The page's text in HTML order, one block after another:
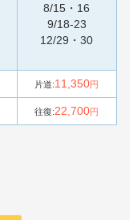
8/15・16
9/18-23
12/29・30
片道:11,350円
往復:22,700円